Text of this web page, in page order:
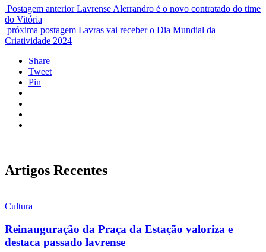
Postagem anterior Lavrense Alerrandro é o novo contratado do time
do Vitória
próxima postagem Lavras vai receber o Dia Mundial da
Criatividade 2024
Share
Tweet
Pin
Artigos Recentes
Cultura
Reinauguração da Praça da Estação valoriza e
destaca passado lavrense